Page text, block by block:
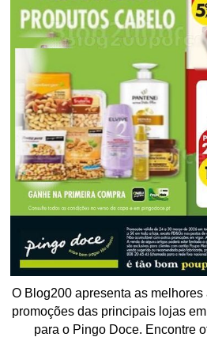
O Blog200 apresenta as
promoções das principais lojas
para o Pingo Doce. Encontre